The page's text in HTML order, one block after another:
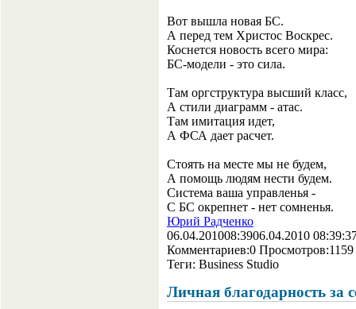
Вот вышла новая БС.
А перед тем Христос Воскрес.
Коснется новость всего мира:
БС-модели - это сила.
Там оргструктура высший класс,
А стили диаграмм - атас.
Там имитация идет,
А ФСА дает расчет.
Стоять на месте мы не будем,
А помощь людям нести будем.
Система ваша управленья -
С БС окрепнет - нет сомненья.
Юрий Радченко
06.04.201008:3906.04.2010
Комментариев:0 Просмотров:1159
Теги: Business Studio
Личная благодарность за